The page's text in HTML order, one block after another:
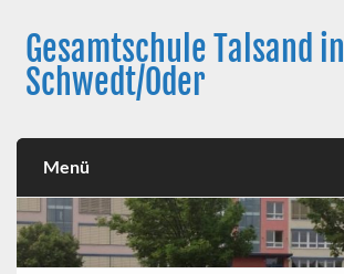
contentGesamtschule Talsand in
Schwedt/Oder
Menü